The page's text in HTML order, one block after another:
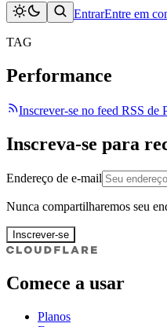
EntrarEntre em
TAG
Performance
Inscrever-se no feed RSS de
Inscreva-se para
Endereço de e-mail
Nunca compartilharemos seu
Inscrever-se
Comece a usar
Planos